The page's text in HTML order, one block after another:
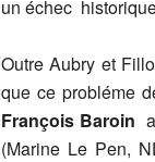
un échec
Outre Aubry et
que ce probléme
François Baroin
(Marine Le Pen,